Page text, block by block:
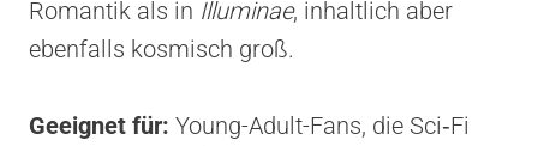
Romantik als in Illuminae, inhaltlich aber
ebenfalls kosmisch groß.
Geeignet für: Young-Adult-Fans, die Sci‑Fi